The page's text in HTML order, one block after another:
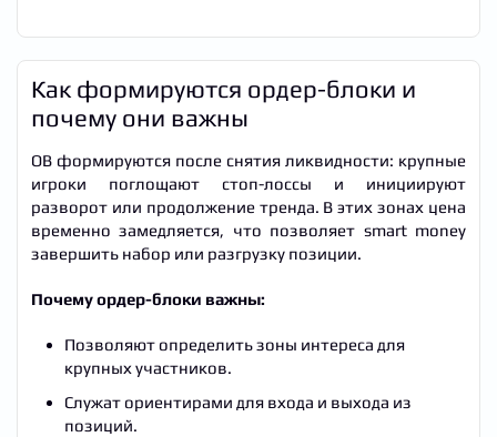
Как формируются ордер-блоки и
почему они важны
OB формируются после снятия ликвидности: крупные
игроки поглощают стоп-лоссы и инициируют
разворот или продолжение тренда. В этих зонах цена
временно замедляется, что позволяет smart money
завершить набор или разгрузку позиции.
Почему ордер-блоки важны:
Позволяют определить зоны интереса для
крупных участников.
Служат ориентирами для входа и выхода из
позиций.